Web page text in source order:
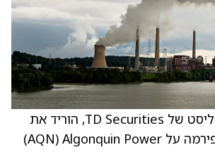
. שון סטיוארט, אנליסט של TD Securities, הוריד את
מחיר היעד של הפירמה על Algonquin Power ‏(AQN)